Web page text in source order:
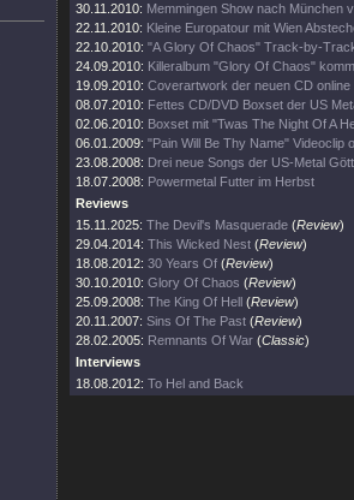
30.11.2010: Memmingen Show nach München
22.11.2010: Kleine Europatour mit Wien
22.10.2010: "A Glory Of Chaos" Track-by-
24.09.2010: Killeralbum "Glory Of Chaos"
19.09.2010: Coverartwork der neuen CD online
08.07.2010: Fettes CD/DVD Boxset der US
02.06.2010: Boxset mit "Twas The Night Of A
06.01.2009: "Pain Will Be Thy Name" Videoclip
23.08.2008: Drei neue Songs der US-Metal
18.07.2008: Powermetal Futter im Herbst
Reviews
15.11.2025: The Devil's Masquerade (Review)
29.04.2014: This Wicked Nest (Review)
18.08.2012: 30 Years Of (Review)
30.10.2010: Glory Of Chaos (Review)
25.09.2008: The King Of Hell (Review)
20.11.2007: Sins Of The Past (Review)
28.02.2005: Remnants Of War (Classic)
Interviews
18.08.2012: To Hel and Back